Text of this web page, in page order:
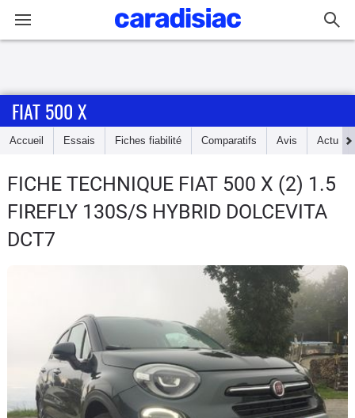
Accueil
Essais
Guide
d'achat
Utilitaires
Flottes
Auto
FIAT 500 X
Accueil Essais Fiches fiabilité Comparatifs Avis Actu
FICHE TECHNIQUE FIAT 500 X (2) 1.5
FIREFLY 130S/S HYBRID DOLCEVITA
DCT7